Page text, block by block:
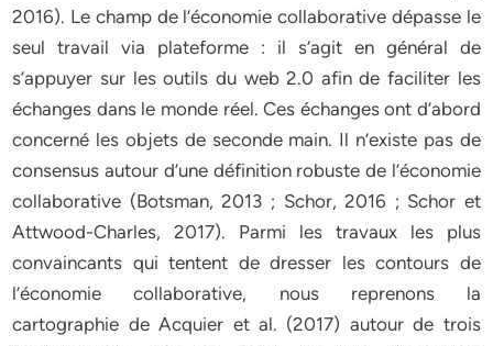
2016). Le champ de l’économie collaborative dépasse le
seul travail via plateforme : il s’agit en général de
s’appuyer sur les outils du web 2.0 afin de faciliter les
échanges dans le monde réel. Ces échanges ont d’abord
concerné les objets de seconde main. Il n’existe pas de
consensus autour d’une définition robuste de l’économie
collaborative (Botsman, 2013 ; Schor, 2016 ; Schor et
Attwood-Charles, 2017). Parmi les travaux les plus
convaincants qui tentent de dresser les contours de
l’économie collaborative, nous reprenons la
cartographie de Acquier et al. (2017) autour de trois